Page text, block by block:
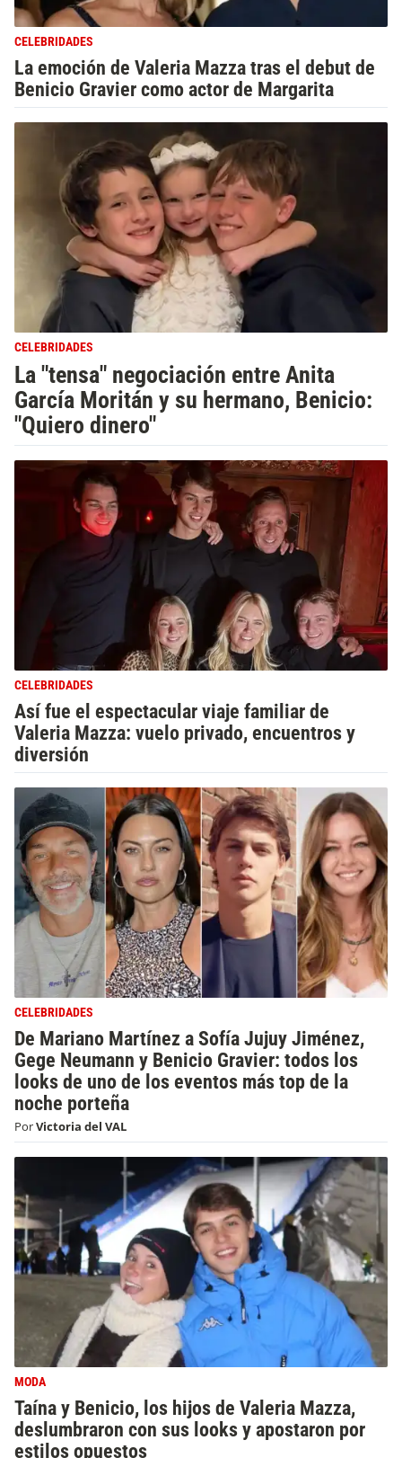
CELEBRIDADES
La emoción de Valeria Mazza tras el debut de
Benicio Gravier como actor de Margarita
CELEBRIDADES
La "tensa" negociación entre Anita
García Moritán y su hermano, Benicio:
"Quiero dinero"
CELEBRIDADES
Así fue el espectacular viaje familiar de
Valeria Mazza: vuelo privado, encuentros y
diversión
CELEBRIDADES
De Mariano Martínez a Sofía Jujuy Jiménez,
Gege Neumann y Benicio Gravier: todos los
looks de uno de los eventos más top de la
noche porteña
PorVictoria del VAL
MODA
Taína y Benicio, los hijos de Valeria Mazza,
deslumbraron con sus looks y apostaron por
estilos opuestos